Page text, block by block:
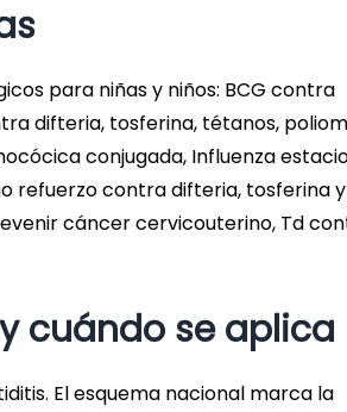
para niñas y niños: BCG contra
difteria, tosferina, tétanos,
conjugada, Influenza
refuerzo contra difteria, tosferina y
cáncer cervicouterino, Td
cuándo se aplica
El esquema nacional marca la